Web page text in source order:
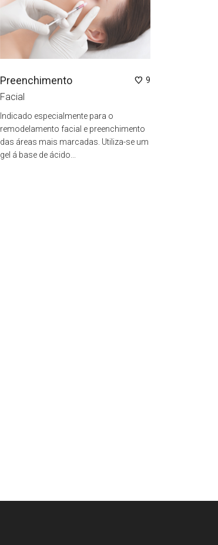
9
Preenchimento
Facial
Indicado especialmente para o
remodelamento facial e preenchimento
das áreas mais marcadas. Utiliza-se um
gel á base de ácido...